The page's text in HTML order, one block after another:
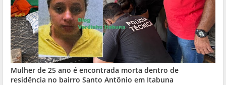
Mulher de 25 ano é encontrada morta dentro de
residência no bairro Santo Antônio em Itabuna